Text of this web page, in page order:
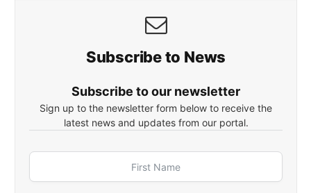
Subscribe to News
Subscribe to our newsletter
Sign up to the newsletter form below to receive the
latest news and updates from our portal.